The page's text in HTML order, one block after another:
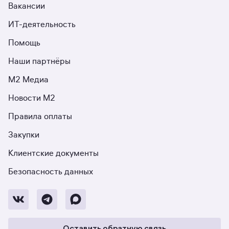
Вакансии
ИТ-деятельность
Помощь
Наши партнёры
М2 Медиа
Новости М2
Правила оплаты
Закупки
Клиентские документы
Безопасность данных